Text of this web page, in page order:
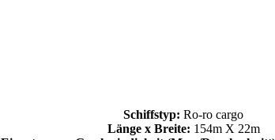
Schiffstyp: Ro-ro cargo
Länge x Breite: 154m X 22m